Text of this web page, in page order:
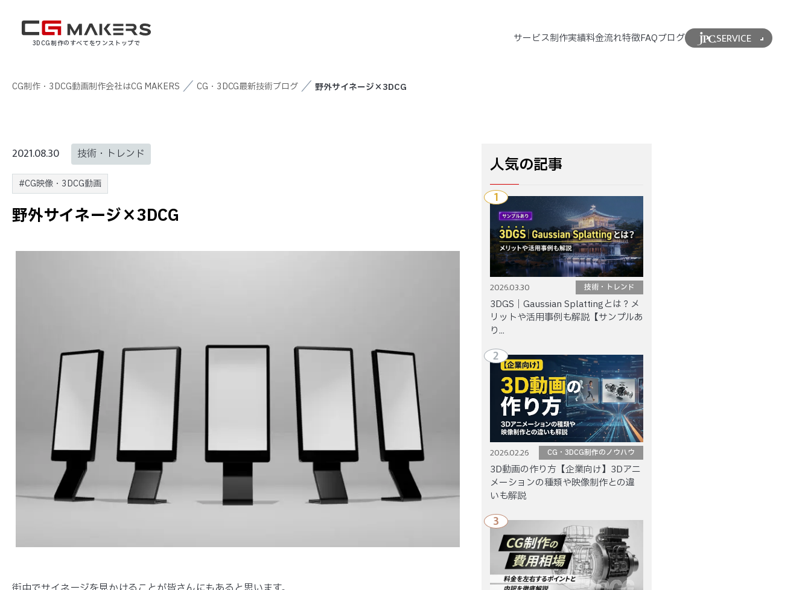
3DCG制作のすべてをワンストップで サービス制作実績料金流れ特徴FAQブログ SERVICE
CG制作・3DCG動画制作会社はCG MAKERS CG・3DCG最新技術ブログ 野外サイネージ×3DCG
2021.08.30 技術・トレンド
#CG映像・3DCG動画
野外サイネージ×3DCG
人気の記事
2026.03.30 技術・トレンド
3DGS｜Gaussian Splattingとは？メ
リットや活用事例も解説【サンプルあ
り...
1
2026.02.26 CG・3DCG制作のノウハウ
3D動画の作り方【企業向け】3Dアニ
メーションの種類や映像制作との違
いも解説
2
3